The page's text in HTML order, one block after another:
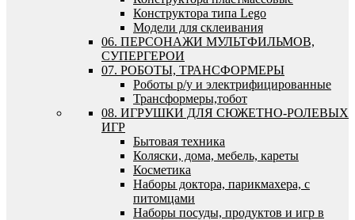
Конструктора типа Lego
Модели для склеивания
06. ПЕРСОНАЖИ МУЛЬТФИЛЬМОВ,
СУПЕРГЕРОИ
07. РОБОТЫ, ТРАНСФОРМЕРЫ
Роботы р/у и электрифицированные
Трансформеры,тобот
08. ИГРУШКИ ДЛЯ СЮЖЕТНО-РОЛЕВЫХ
ИГР
Бытовая техника
Коляски, дома, мебель, кареты
Косметика
Наборы доктора, парикмахера, с
питомцами
Наборы посуды, продуктов и игр в